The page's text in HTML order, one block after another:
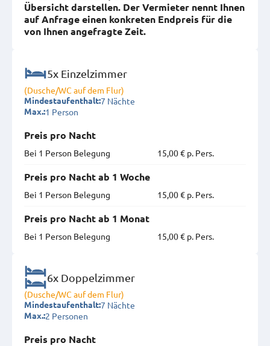
Übersicht darstellen. Der Vermieter nennt Ihnen
auf Anfrage einen konkreten Endpreis für die
von Ihnen angefragte Zeit.
5x Einzelzimmer
(Dusche/WC auf dem Flur)
Mindestaufenthalt:7 Nächte
Max.:1 Person
Preis pro Nacht
Bei 1 Person Belegung
15,00 € p. Pers.
Preis pro Nacht ab 1 Woche
Bei 1 Person Belegung
15,00 € p. Pers.
Preis pro Nacht ab 1 Monat
Bei 1 Person Belegung
15,00 € p. Pers.
6x Doppelzimmer
(Dusche/WC auf dem Flur)
Mindestaufenthalt:7 Nächte
Max.:2 Personen
Preis pro Nacht